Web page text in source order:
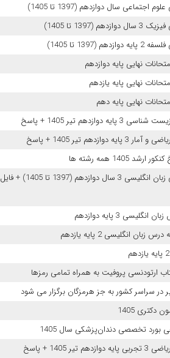
اجتماعی سال دوازدهم (1397 تا 1405)
تا 1405)
(1397 تا 1405)
نهایی پایه دوازدهم
نهایی پایه یازدهم
نهایی پایه دهم
تیر 1405 + پاسخ
تیر 1405 + پاسخ
1405 همه رشته ها
سوالات امتحان نهایی زبان انگلیسی 3 سال دوازدهم (1397 تا 1405) + فایل
3 پایه دوازدهم
انگلیسی 2 پایه یازدهم
ارتودنسی پروفیت به همراه تمامی رمزها
دکتری 1405
بورد تخصصی دندان‌پزشکی سال 1405
1405 + پاسخ